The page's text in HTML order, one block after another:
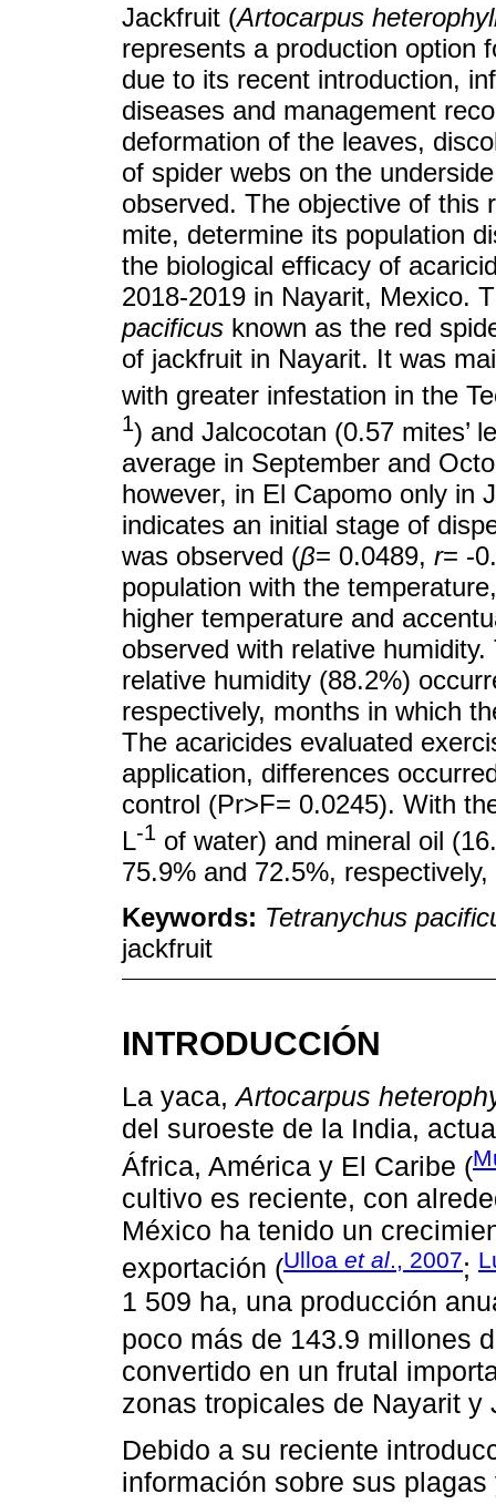
Jackfruit (Artocarpus
represents a production option
due to its recent introduction,
diseases and management
deformation of the leaves,
of spider webs on the
observed. The objective of this
mite, determine its population
the biological efficacy of
2018-2019 in Nayarit, Mexico.
pacificus known as the red
of jackfruit in Nayarit. It was
with greater infestation in the
1) and Jalcocotan (0.57 mites’
average in September and
however, in El Capomo only in
indicates an initial stage of
was observed (β= 0.0489, r= -
population with the
higher temperature and
observed with relative
relative humidity (88.2%)
respectively, months in which
The acaricides evaluated
application, differences
control (Pr>F= 0.0245). With
L-1 of water) and mineral oil
75.9% and 72.5%,
Keywords: Tetranychus
jackfruit
INTRODUCCIÓN
La yaca,Artocarpus
del suroeste de la India,
África, América y El Caribe (
cultivo es reciente, con
México ha tenido un
exportación (Ulloa et al., 2007;
1 509 ha, una producción
poco más de 143.9 millones
convertido en un frutal
zonas tropicales de Nayarit y
Debido a su reciente
información sobre sus